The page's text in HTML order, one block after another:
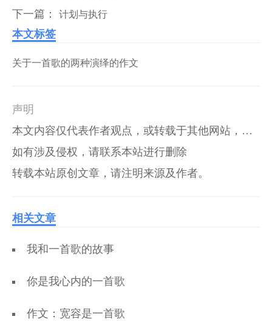
下一篇： 计划与执行
本文标签
关于一首歌的两种演绎的作文
声明
本文内容仅代表作者观点，或转载于其他网站，本站不以此文作为商业用途
如有涉及侵权，请联系本站进行删除
转载本站原创文章，请注明来源及作者。
相关文章
我和一首歌的故事
你是我心内的一首歌
作文：宽容是一首歌